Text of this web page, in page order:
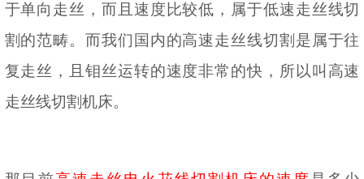
于单向走丝，而且速度比较低，属于低速走丝线切
割的范畴。而我们国内的高速走丝线切割是属于往
复走丝，且钼丝运转的速度非常的快，所以叫高速
走丝线切割机床。